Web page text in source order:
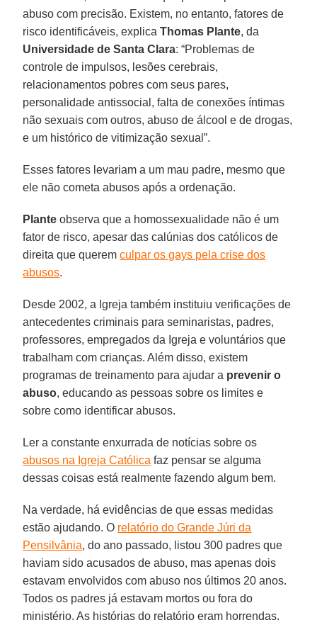
abuso com precisão. Existem, no entanto, fatores de
risco identificáveis, explicaThomas Plante, da
Universidade de Santa Clara: “Problemas de
controle de impulsos, lesões cerebrais,
relacionamentos pobres com seus pares,
personalidade antissocial, falta de conexões íntimas
não sexuais com outros, abuso de álcool e de drogas,
e um histórico de vitimização sexual”.
Esses fatores levariam a um mau padre, mesmo que
ele não cometa abusos após a ordenação.
Plante observa que a homossexualidade não é um
fator de risco, apesar das calúnias dos católicos de
direita que queremculpar os gays pela crise dos
abusos.
Desde 2002, a Igreja também instituiu verificações de
antecedentes criminais para seminaristas, padres,
professores, empregados da Igreja e voluntários que
trabalham com crianças. Além disso, existem
programas de treinamento para ajudar a prevenir o
abuso, educando as pessoas sobre os limites e
sobre como identificar abusos.
Ler a constante enxurrada de notícias sobre os
abusos na Igreja Católica faz pensar se alguma
dessas coisas está realmente fazendo algum bem.
Na verdade, há evidências de que essas medidas
estão ajudando. O relatório do Grande Júri da
Pensilvânia, do ano passado, listou 300 padres que
haviam sido acusados de abuso, mas apenas dois
estavam envolvidos com abuso nos últimos 20 anos.
Todos os padres já estavam mortos ou fora do
ministério. As histórias do relatório eram horrendas,